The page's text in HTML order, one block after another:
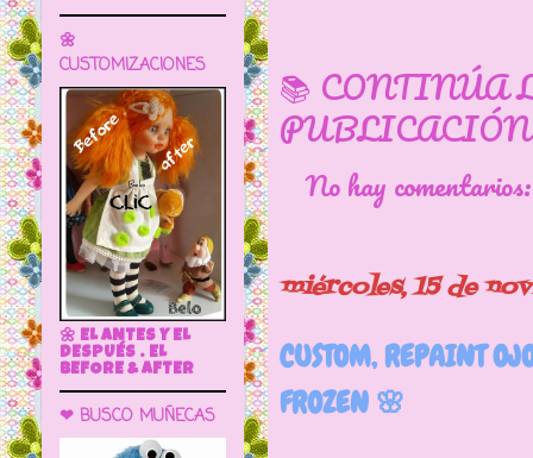
📚 CONTINÚA
No hay
miércoles, 15 de
CUSTOM, REPAINT
FROZEN 🌸
🌼
CUSTOMIZACIONES
🌼 EL ANTES Y EL
DESPUÉS . EL
BEFORE & AFTER
❤ BUSCO MUÑECAS